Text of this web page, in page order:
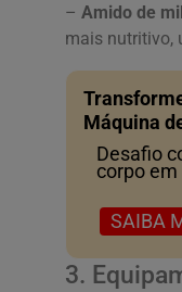
– Amido de
mais nutritivo,
Máquina
Desafio
corpo em
SAIBA
3.